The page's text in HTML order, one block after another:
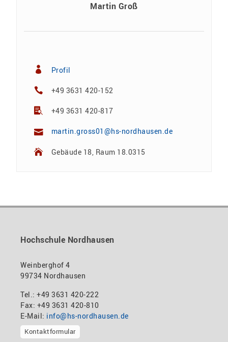
Martin Groß
Profil
+49 3631 420-152
+49 3631 420-817
martin.gross01@hs-nordhausen.de
Gebäude 18, Raum 18.0315
Hochschule Nordhausen
Weinberghof 4
99734 Nordhausen
Tel.: +49 3631 420-222
Fax: +49 3631 420-810
E-Mail: info@hs-nordhausen.de
Kontaktformular